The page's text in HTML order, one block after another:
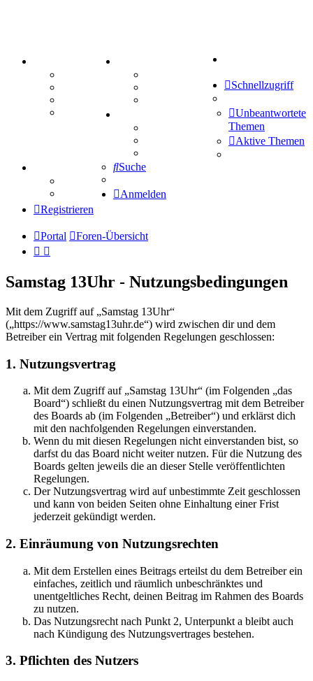
Mastodon
Treffenübersicht
Zitatesammlung
Schiffe versenken
Tipprunde
Comunio
Schnellzugriff
Unbeantwortete
Themen
Aktive Themen
Suche
Anmelden
Registrieren
Portal Foren-Übersicht
Samstag 13Uhr - Nutzungsbedingungen
Mit dem Zugriff auf „Samstag 13Uhr“
(„https://www.samstag13uhr.de“) wird zwischen dir und dem
Betreiber ein Vertrag mit folgenden Regelungen geschlossen:
1. Nutzungsvertrag
Mit dem Zugriff auf „Samstag 13Uhr“ (im Folgenden „das
Board“) schließt du einen Nutzungsvertrag mit dem Betreiber
des Boards ab (im Folgenden „Betreiber“) und erklärst dich
mit den nachfolgenden Regelungen einverstanden.
Wenn du mit diesen Regelungen nicht einverstanden bist, so
darfst du das Board nicht weiter nutzen. Für die Nutzung des
Boards gelten jeweils die an dieser Stelle veröffentlichten
Regelungen.
Der Nutzungsvertrag wird auf unbestimmte Zeit geschlossen
und kann von beiden Seiten ohne Einhaltung einer Frist
jederzeit gekündigt werden.
2. Einräumung von Nutzungsrechten
Mit dem Erstellen eines Beitrags erteilst du dem Betreiber ein
einfaches, zeitlich und räumlich unbeschränktes und
unentgeltliches Recht, deinen Beitrag im Rahmen des Boards
zu nutzen.
Das Nutzungsrecht nach Punkt 2, Unterpunkt a bleibt auch
nach Kündigung des Nutzungsvertrages bestehen.
3. Pflichten des Nutzers